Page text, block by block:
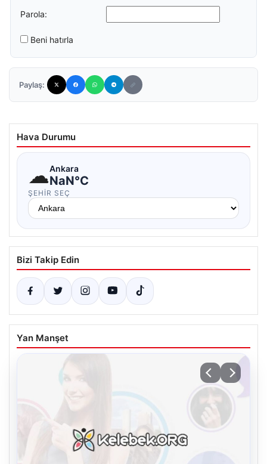
Parola:
Beni hatırla
Paylaş:
Hava Durumu
☁Ankara
NaN°C
ŞEHIR SEÇ
Bizi Takip Edin
Yan Manşet